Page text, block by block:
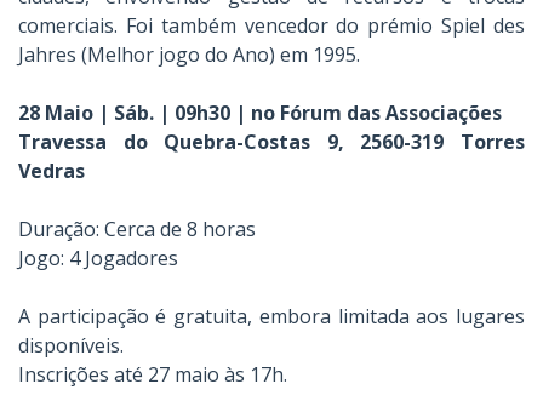
comerciais. Foi também vencedor do prémio Spiel des
Jahres (Melhor jogo do Ano) em 1995.
28 Maio | Sáb. | 09h30 | no Fórum das Associações
Travessa do Quebra-Costas 9, 2560-319 Torres
Vedras
Duração: Cerca de 8 horas
Jogo: 4 Jogadores
A participação é gratuita, embora limitada aos lugares
disponíveis.
Inscrições até 27 maio às 17h.